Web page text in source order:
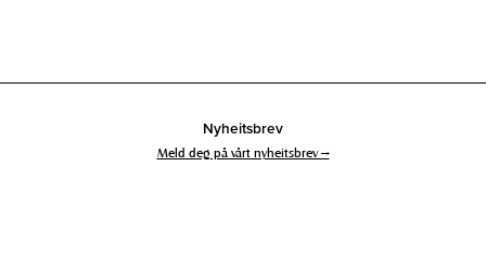
Nyheitsbrev
Meld deg på vårt nyheitsbrev →